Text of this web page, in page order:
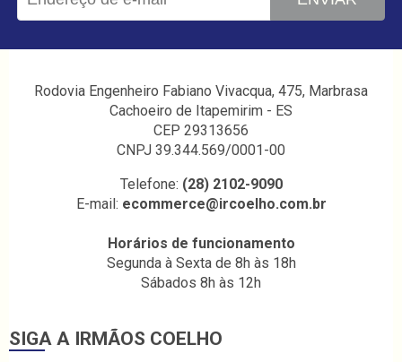
Rodovia Engenheiro Fabiano Vivacqua, 475, Marbrasa
Cachoeiro de Itapemirim - ES
CEP 29313656
CNPJ 39.344.569/0001-00
Telefone: (28) 2102-9090
E-mail: ecommerce@ircoelho.com.br
Horários de funcionamento
Segunda à Sexta de 8h às 18h
Sábados 8h às 12h
SIGA A IRMÃOS COELHO